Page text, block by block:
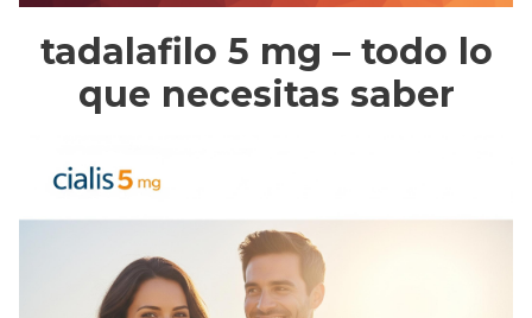
tadalafilo 5 mg – todo lo
que necesitas saber